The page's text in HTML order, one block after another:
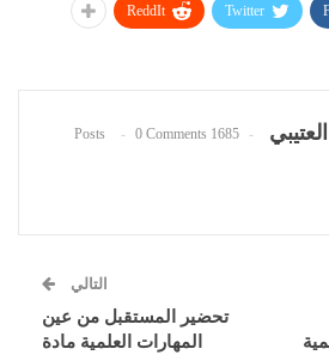
Twitter
ReddIt
1685 Posts
0 Comments
التالي
تحضير المستقبل من عين
المهارات العلمية مادة